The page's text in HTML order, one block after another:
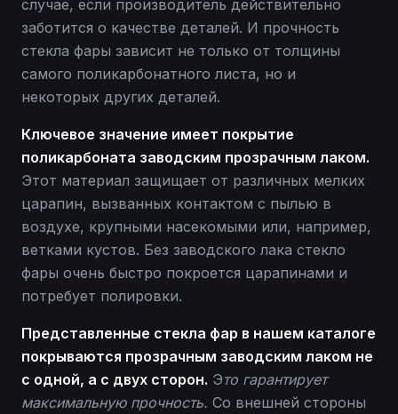
случае, если производитель действительно
заботится о качестве деталей. И прочность
стекла фары зависит не только от толщины
самого поликарбонатного листа, но и
некоторых других деталей.
Ключевое значение имеет покрытие
поликарбоната заводским прозрачным лаком.
Этот материал защищает от различных мелких
царапин, вызванных контактом с пылью в
воздухе, крупными насекомыми или, например,
ветками кустов. Без заводского лака стекло
фары очень быстро покроется царапинами и
потребует полировки.
Представленные стекла фар в нашем каталоге
покрываются прозрачным заводским лаком не
с одной, а с двух сторон. Это гарантирует
максимальную прочность. Со внешней стороны